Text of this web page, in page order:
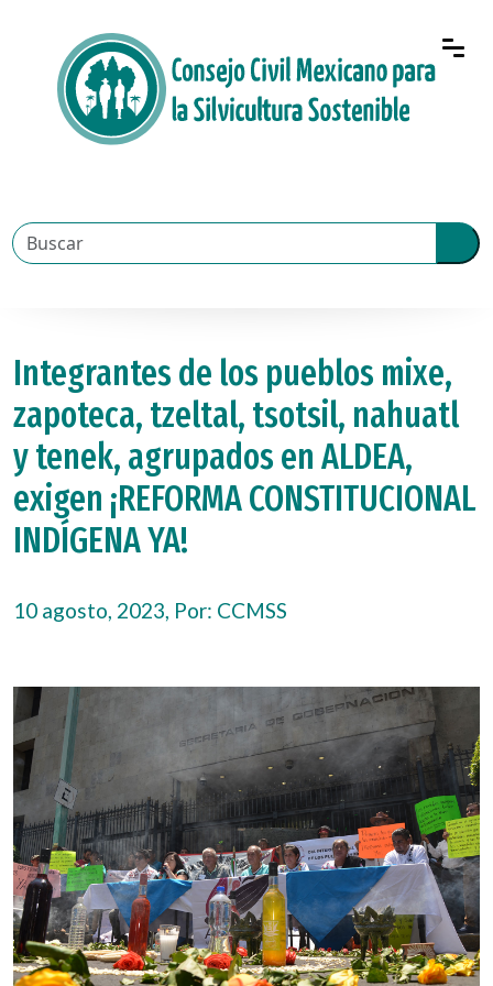
Integrantes de los pueblos mixe,
zapoteca, tzeltal, tsotsil, nahuatl
y tenek, agrupados en ALDEA,
exigen ¡REFORMA CONSTITUCIONAL
INDÍGENA YA!
10 agosto, 2023, Por: CCMSS